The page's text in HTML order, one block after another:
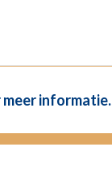
meer informatie.